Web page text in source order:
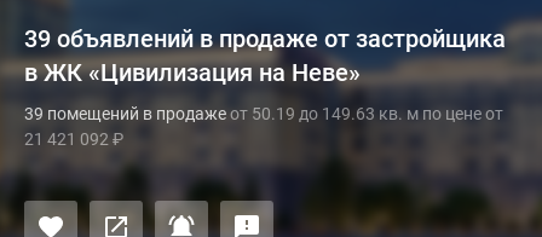
39 объявлений в продаже от застройщика
в ЖК «Цивилизация на Неве»
39 помещений в продажеот 50.19 до 149.63 кв. м по цене от
21 421 092 ₽